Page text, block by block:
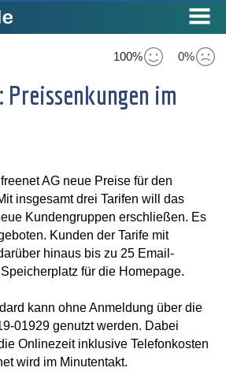
100% 0%
Preissenkungen im
AG neue Preise für den
insgesamt drei Tarifen will das
Kundengruppen erschließen. Es
Kunden der Tarife mit
hinaus bis zu 25 Email-
für die Homepage.
kann ohne Anmeldung über die
01929 genutzt werden. Dabei
Onlinezeit inklusive Telefonkosten
wird im Minutentakt.